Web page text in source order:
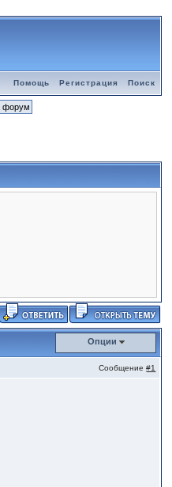
Помощь Регистрация Поиск
Опции
Сообщение#1